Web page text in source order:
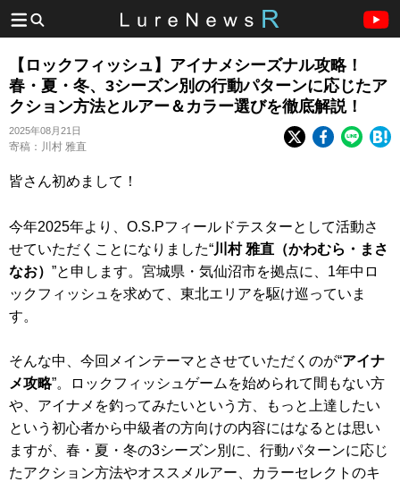
【ロックフィッシュ】アイナメシーズナル攻略！
春・夏・冬、3シーズン別の行動パターンに応じたア
クション方法とルアー＆カラー選びを徹底解説！
2025年08月21日
寄稿：川村 雅直
皆さん初めまして！
今年2025年より、O.S.Pフィールドテスターとして活動さ
せていただくことになりました“川村 雅直（かわむら・まさ
なお） ”と申します。宮城県・気仙沼市を拠点に、1年中ロ
ックフィッシュを求めて、東北エリアを駆け巡っていま
す。
そんな中、今回メインテーマとさせていただくのが“アイナ
メ攻略”。ロックフィッシュゲームを始められて間もない方
や、アイナメを釣ってみたいという方、もっと上達したい
という初心者から中級者の方向けの内容にはなるとは思い
ますが、春・夏・冬の3シーズン別に、行動パターンに応じ
たアクション方法やオススメルアー、カラーセレクトのキ